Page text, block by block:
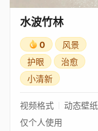
水波竹林
0
风景
护眼
治愈
小清新
视频格式 动态壁纸
仅个人使用